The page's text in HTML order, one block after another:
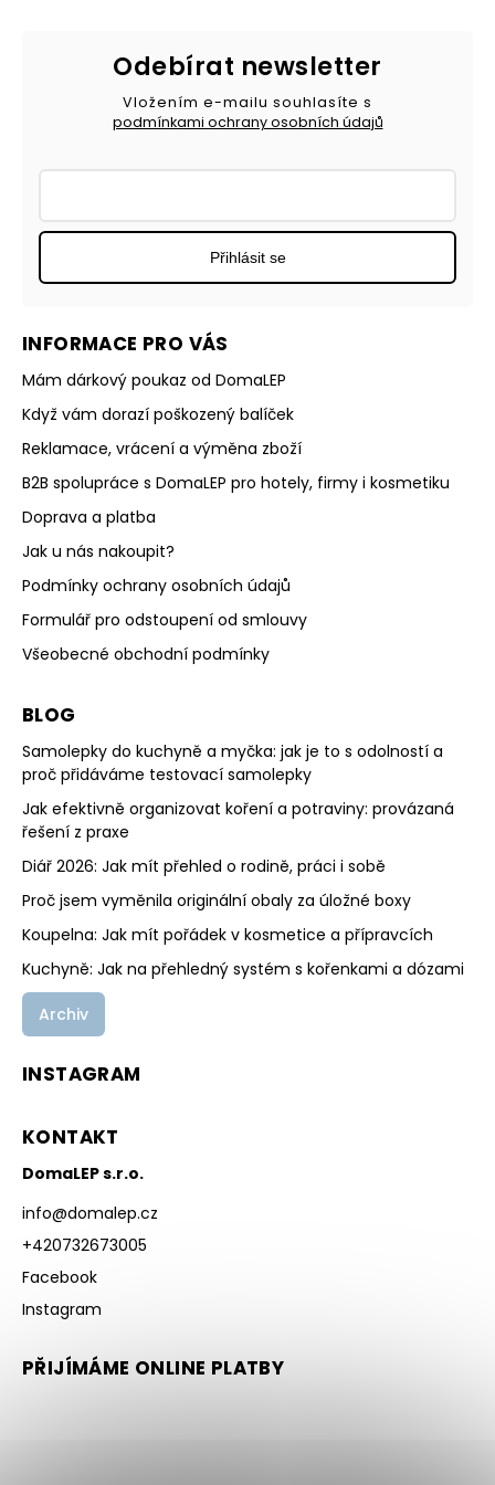
INFORMACE PRO VÁS
Mám dárkový poukaz od DomaLEP
Když vám dorazí poškozený balíček
Reklamace, vrácení a výměna zboží
B2B spolupráce s DomaLEP pro hotely, firmy i kosmetiku
Doprava a platba
Jak u nás nakoupit?
Podmínky ochrany osobních údajů
Formulář pro odstoupení od smlouvy
Všeobecné obchodní podmínky
BLOG
Samolepky do kuchyně a myčka: jak je to s odolností a
proč přidáváme testovací samolepky
Jak efektivně organizovat koření a potraviny: provázaná
řešení z praxe
Diář 2026: Jak mít přehled o rodině, práci i sobě
Proč jsem vyměnila originální obaly za úložné boxy
Koupelna: Jak mít pořádek v kosmetice a přípravcích
Kuchyně: Jak na přehledný systém s kořenkami a dózami
Archiv
Odebírat newsletter
Vložením e-mailu souhlasíte s
podmínkami ochrany osobních údajů
Přihlásit se
INSTAGRAM
KONTAKT
DomaLEP s.r.o.
info@domalep.cz
+420732673005
Facebook
Instagram
PŘIJÍMÁME ONLINE PLATBY